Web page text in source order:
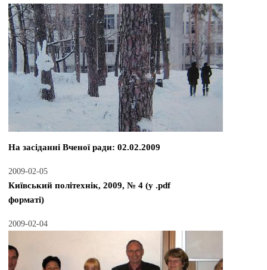
На засіданні Вченої ради: 02.02.2009
2009-02-05
Київський політехнік, 2009, № 4 (у .pdf
форматі)
2009-02-04